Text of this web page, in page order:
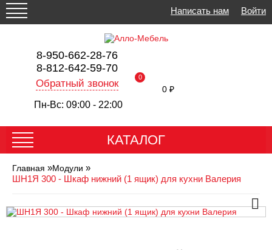
Написать нам Войти
8-950-662-28-76
8-812-642-59-70
Обратный звонок
Пн-Вс: 09:00 - 22:00
0
0 ₽
КАТАЛОГ
Главная »Модули »
ШН1Я 300 - Шкаф нижний (1 ящик) для кухни Валерия